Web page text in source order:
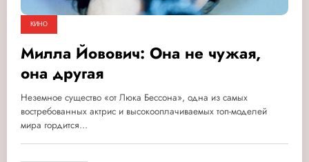
КИНО
Милла Йовович: Она не чужая,
она другая
Неземное существо «от Люка Бессона», одна из самых
востребованных актрис и высокооплачиваемых топ-моделей
мира гордится…